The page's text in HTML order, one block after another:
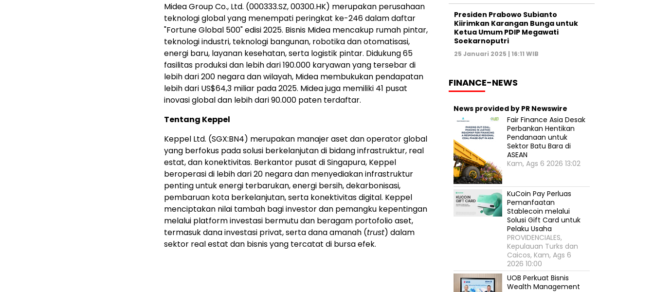
Midea Group Co., Ltd. (000333.SZ, 00300.HK) merupakan perusahaan
teknologi global yang menempati peringkat ke-246 dalam daftar
"Fortune Global 500" edisi 2025. Bisnis Midea mencakup rumah pintar,
teknologi industri, teknologi bangunan, robotika dan otomatisasi,
energi baru, layanan kesehatan, serta logistik pintar. Didukung 65
fasilitas produksi dan lebih dari 190.000 karyawan yang tersebar di
lebih dari 200 negara dan wilayah, Midea membukukan pendapatan
lebih dari US$64,3 miliar pada 2025. Midea juga memiliki 41 pusat
inovasi global dan lebih dari 90.000 paten terdaftar.
Tentang Keppel
Keppel Ltd. (SGX:BN4) merupakan manajer aset dan operator global
yang berfokus pada solusi berkelanjutan di bidang infrastruktur, real
estat, dan konektivitas. Berkantor pusat di Singapura, Keppel
beroperasi di lebih dari 20 negara dan menyediakan infrastruktur
penting untuk energi terbarukan, energi bersih, dekarbonisasi,
pembaruan kota berkelanjutan, serta konektivitas digital. Keppel
menciptakan nilai tambah bagi investor dan pemangku kepentingan
melalui platform investasi bermutu dan beragam portofolio aset,
termasuk dana investasi privat, serta dana amanah (trust) dalam
sektor real estat dan bisnis yang tercatat di bursa efek.
Presiden Prabowo Subianto
Kiirimkan Karangan Bunga untuk
Ketua Umum PDIP Megawati
Soekarnoputri
25 Januari 2025 | 16:11 WIB
FINANCE-NEWS
News provided by PR Newswire
Fair Finance Asia Desak
Perbankan Hentikan
Pendanaan untuk
Sektor Batu Bara di
ASEAN
Kam, Ags 6 2026 13:02
KuCoin Pay Perluas
Pemanfaatan
Stablecoin melalui
Solusi Gift Card untuk
Pelaku Usaha
PROVIDENCIALES,
Kepulauan Turks dan
Caicos, Kam, Ags 6
2026 10:00
UOB Perkuat Bisnis
Wealth Management